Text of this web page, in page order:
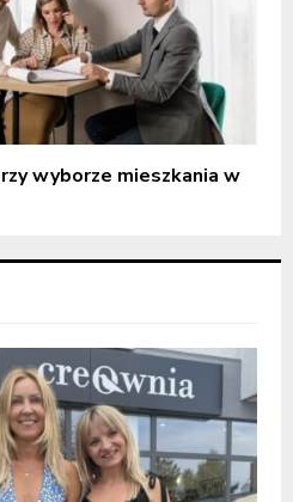
wyborze mieszkania w